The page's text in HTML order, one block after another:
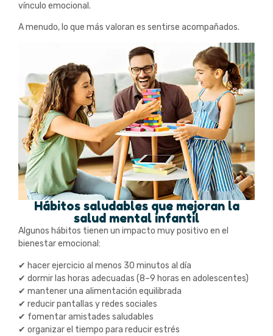
vínculo emocional.
A menudo, lo que más valoran es sentirse acompañados.
Hábitos saludables que mejoran la
salud mental infantil
Algunos hábitos tienen un impacto muy positivo en el
bienestar emocional:
✔ hacer ejercicio al menos 30 minutos al día
✔ dormir las horas adecuadas (8–9 horas en adolescentes)
✔ mantener una alimentación equilibrada
✔ reducir pantallas y redes sociales
✔ fomentar amistades saludables
✔ organizar el tiempo para reducir estrés